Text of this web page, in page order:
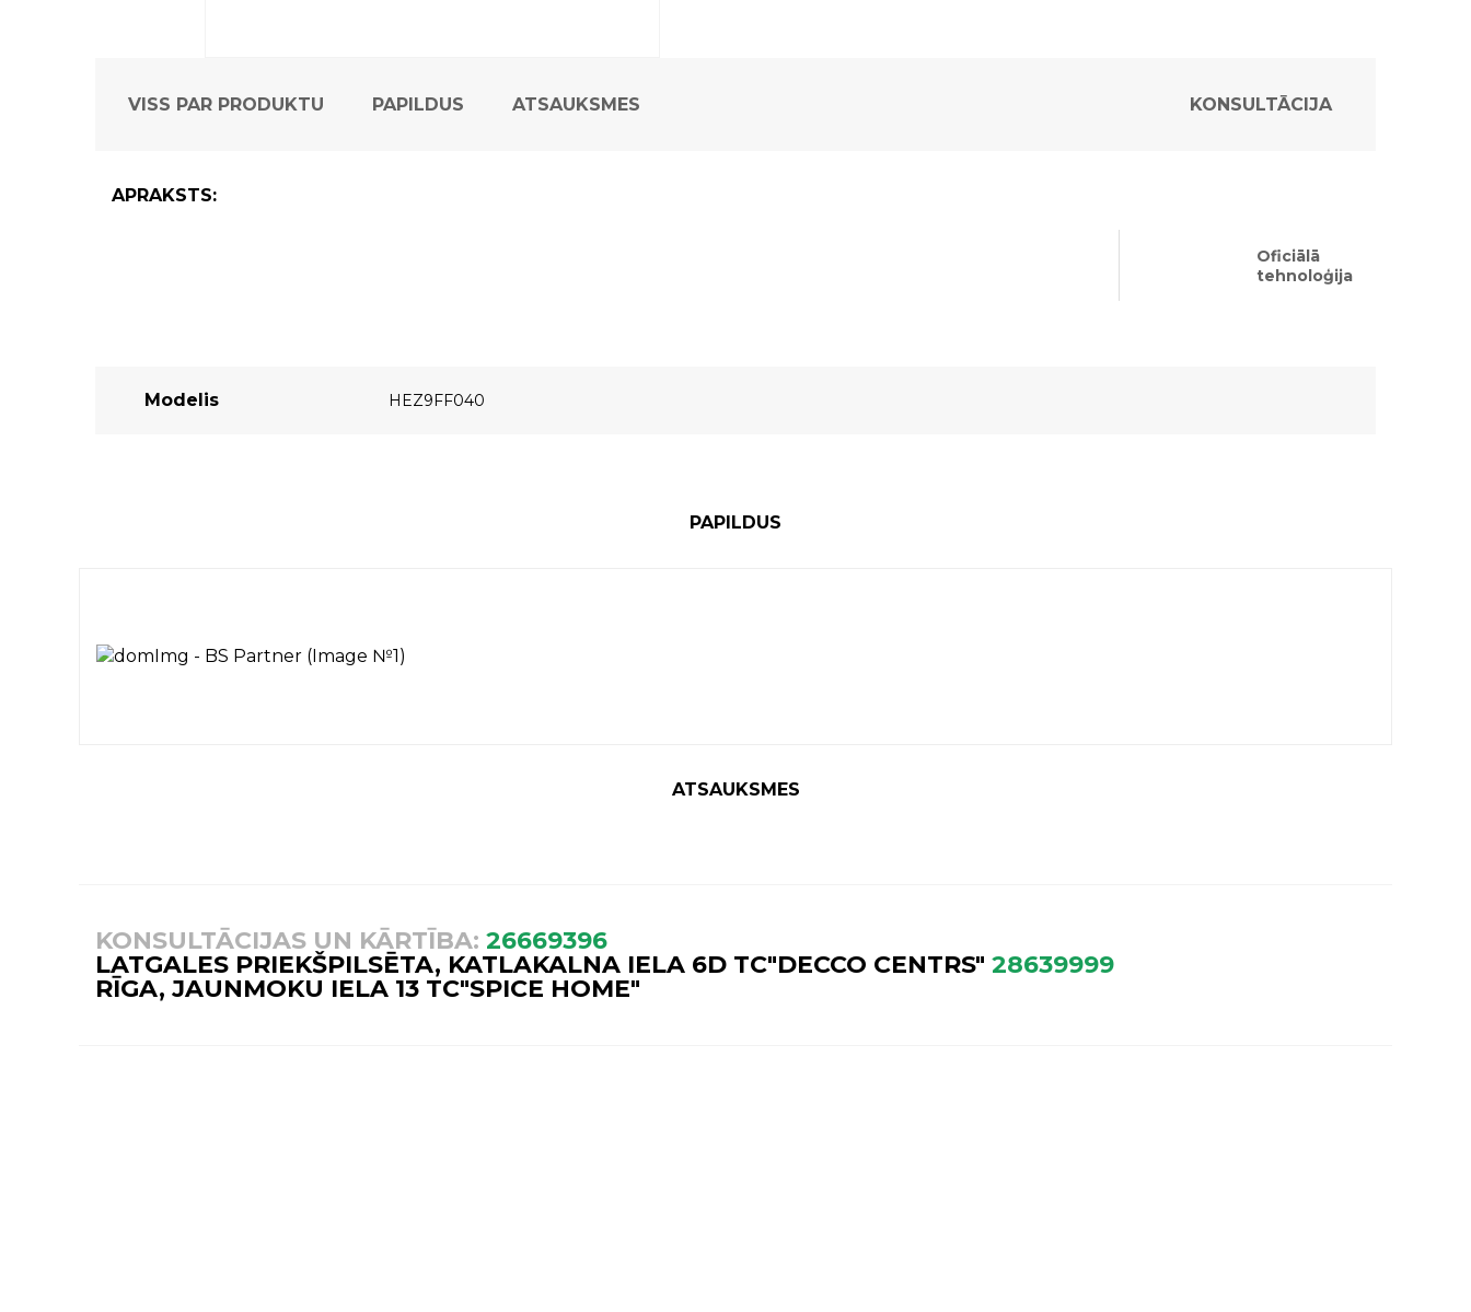
VISS PAR PRODUKTU PAPILDUS ATSAUKSMES KONSULTĀCIJA
APRAKSTS:
Oficiālā
tehnoloģija
Modelis HEZ9FF040
PAPILDUS
ATSAUKSMES
KONSULTĀCIJAS UN KĀRTĪBA: 26669396
LATGALES PRIEKŠPILSĒTA, KATLAKALNA IELA 6D TC"DECCO CENTRS" 28639999
RĪGA, JAUNMOKU IELA 13 TC"SPICE HOME"